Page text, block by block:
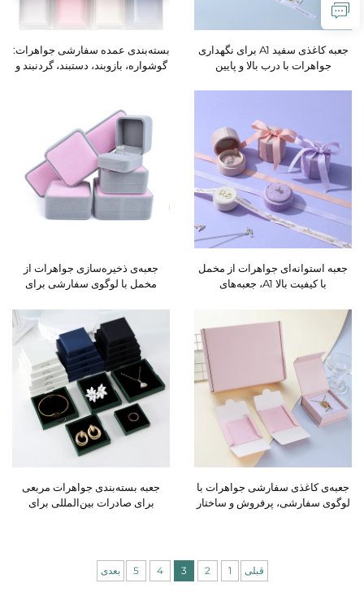
جعبه کاغذی سفید A1 برای نگهداری
جواهرات با درب بالا و پایین
برجسته‌کاری‌شده، پارچه پاک‌کننده و
کارت
بسته‌بندی عمده سفارشی جواهرات:
گوشواره، بازوبند، دستبند، گردنبند و
جعبه استوانه‌ای جواهرات از مخمل
با کیفیت بالا A1، جعبه‌های
جعبه‌های هدیه با روبان و طراحی
سفارشی‌شده بر اساس اندازه
جعبه‌ی ذخیره‌سازی جواهرات از
مخمل با لوگوی سفارشی برای
بسته‌بندی هدیه؛ جعبه‌ی مجموعه‌ی
جواهرات
جعبه‌ی کاغذی سفارشی جواهرات با
لوگوی سفارشی، پرفروش و ساختار
جعبه بسته‌بندی جواهرات مربعی
برای صادرات بین‌المللی برای
قبلی 1
2
3
4
5 بعدی